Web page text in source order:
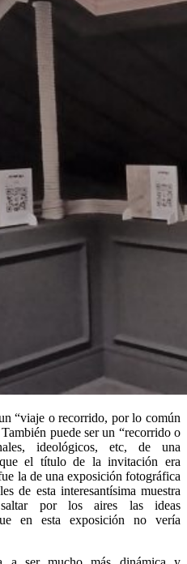
“viaje o recorrido, por lo común
puede ser un “recorrido o
ideológicos, etc, de una
el título de la invitación era
la de una exposición fotográfica
de esta interesantísima muestra
saltar por los aires las ideas
en esta exposición no vería